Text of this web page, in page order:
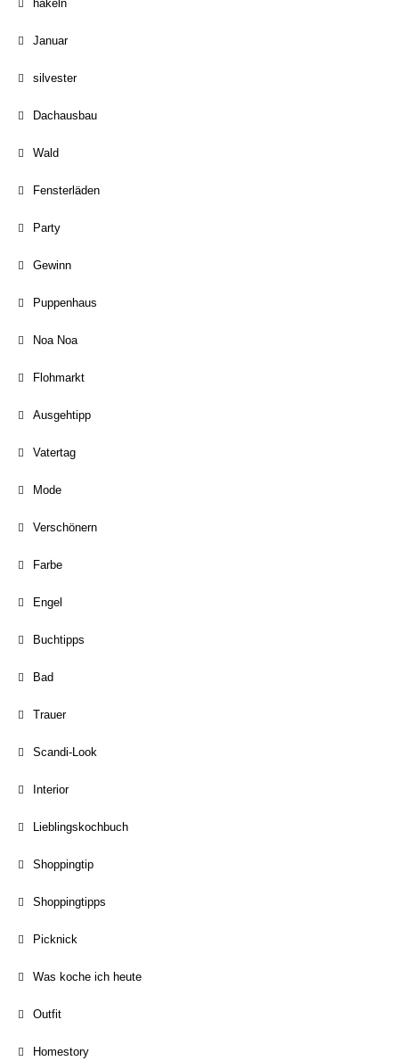
häkeln
Januar
silvester
Dachausbau
Wald
Fensterläden
Party
Gewinn
Puppenhaus
Noa Noa
Flohmarkt
Ausgehtipp
Vatertag
Mode
Verschönern
Farbe
Engel
Buchtipps
Bad
Trauer
Scandi-Look
Interior
Lieblingskochbuch
Shoppingtip
Shoppingtipps
Picknick
Was koche ich heute
Outfit
Homestory